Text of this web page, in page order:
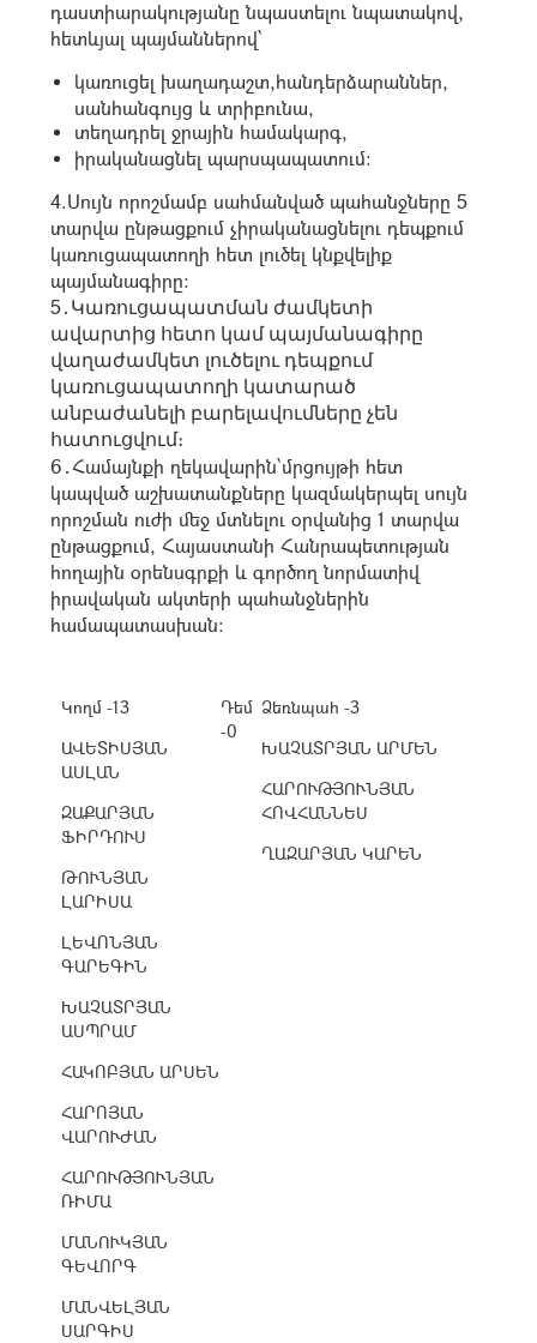
դաստիարակությանը նպաստելու նպատակով,
հետևյալ պայմաններով՝
կառուցել խաղադաշտ,հանդերձարաններ,
սանհանգույց և տրիբունա,
տեղադրել ջրային համակարգ,
իրականացնել պարսպապատում։
4.Սույն որոշմամբ սահմանված պահանջները 5
տարվա ընթացքում չիրականացնելու դեպքում
կառուցապատողի հետ լուծել կնքվելիք
պայմանագիրը։
5․ Կառուցապատման ժամկետի
ավարտից հետո կամ պայմանագիրը
վաղաժամկետ լուծելու դեպքում
կառուցապատողի կատարած
անբաժանելի բարելավումները չեն
հատուցվում։
6․Համայնքի ղեկավարին՝մրցույթի հետ
կապված աշխատանքները կազմակերպել սույն
որոշման ուժի մեջ մտնելու օրվանից 1 տարվա
ընթացքում, Հայաստանի Հանրապետության
հողային օրենսգրքի և գործող նորմատիվ
իրավական ակտերի պահանջներին
համապատասխան:
Կողմ -13
ԱՎԵՏԻՍՅԱՆ
ԱՍԼԱՆ
ԶԱՔԱՐՅԱՆ
ՖԻՐԴՈՒՍ
ԹՈՒՆՅԱՆ
ԼԱՐԻՍԱ
ԼԵՎՈՆՅԱՆ
ԳԱՐԵԳԻՆ
ԽԱՉԱՏՐՅԱՆ
ԱՍՊՐԱՄ
ՀԱԿՈԲՅԱՆ ԱՐՍԵՆ
ՀԱՐՈՅԱՆ
ՎԱՐՈՒԺԱՆ
ՀԱՐՈՒԹՅՈՒՆՅԱՆ
ՌԻՄԱ
ՄԱՆՈՒԿՅԱՆ
ԳԵՎՈՐԳ
ՄԱՆՎԵԼՅԱՆ
ՍԱՐԳԻՍ
Դեմ
-0
Ձեռնպահ -3
ԽԱՉԱՏՐՅԱՆ ԱՐՄԵՆ
ՀԱՐՈՒԹՅՈՒՆՅԱՆ
ՀՈՎՀԱՆՆԵՍ
ՂԱԶԱՐՅԱՆ ԿԱՐԵՆ